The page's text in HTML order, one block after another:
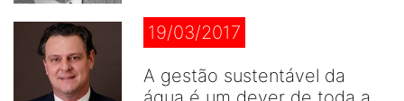
19/03/2017
A gestão sustentável da